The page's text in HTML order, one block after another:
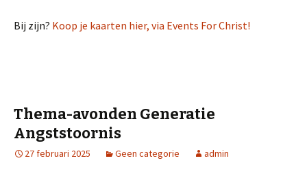
Bij zijn? Koop je kaarten hier, via Events For Christ!
Thema-avonden Generatie
Angststoornis
27 februari 2025 Geen categorie admin